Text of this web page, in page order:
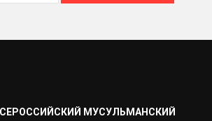
МУСУЛЬМАНСКИЙ